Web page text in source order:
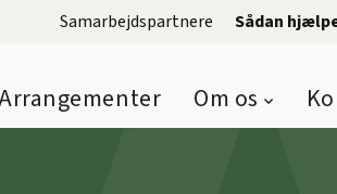
Samarbejdspartnere Sådan
Om os